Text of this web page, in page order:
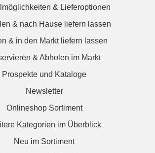
& Lieferoptionen
& nach Hause liefern lassen
& in den Markt liefern lassen
& Abholen im Markt
Prospekte und Kataloge
Newsletter
Onlineshop Sortiment
Kategorien im Überblick
Neu im Sortiment